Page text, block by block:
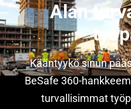
Alan
Kääntyykö sinun
BeSafe 360-
turvallisimmat